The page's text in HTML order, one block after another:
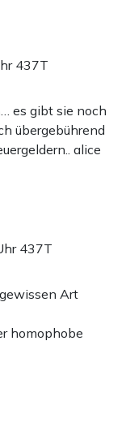
437T
es gibt sie noch
übergebührend
alice
437T
Art
homophobe